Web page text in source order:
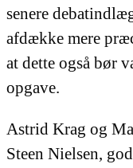
senere
afdække mere
at dette også bør
opgave.
Astrid Krag og
Steen Nielsen,